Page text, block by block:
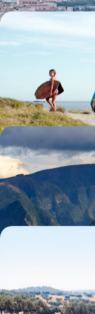
Un été en famille -
Portugal
Explorer le nord de la
liberté et à votre rythme
15 jours, de 1700 à 2200 €
L’essentiel de
L'authenticité de cette
pour vous
8 jours, de 1800 à 2500 €
l’Alentejo pour goûter à
11 jours, de 1900 à 2800 €